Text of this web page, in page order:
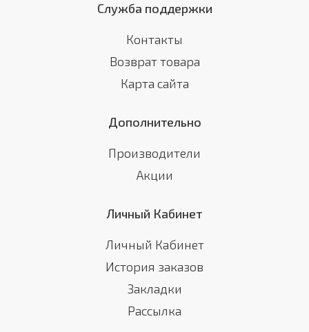
Служба поддержки
Контакты
Возврат товара
Карта сайта
Дополнительно
Производители
Акции
Личный Кабинет
Личный Кабинет
История заказов
Закладки
Рассылка